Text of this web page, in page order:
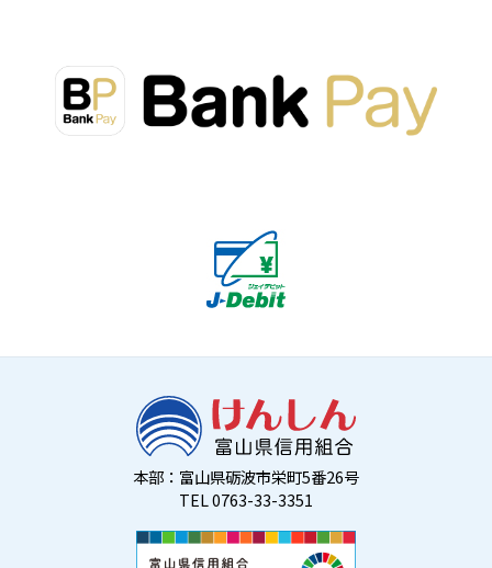
本部：富山県砺波市栄町5番26号
TEL 0763-33-3351